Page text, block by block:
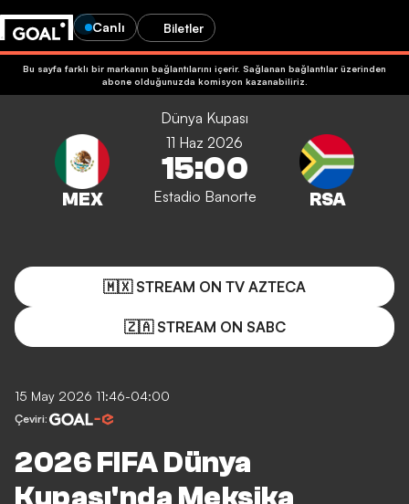
Canlı Biletler
Bu sayfa farklı bir markanın bağlantılarını içerir. Sağlanan bağlantılar üzerinden
abone olduğunuzda komisyon kazanabiliriz.
Dünya Kupası
11 Haz 2026
15:00
Estadio Banorte
🇲🇽 STREAM ON TV AZTECA
🇿🇦 STREAM ON SABC
15 May 2026 11:46-04:00
Çeviri:
2026 FIFA Dünya